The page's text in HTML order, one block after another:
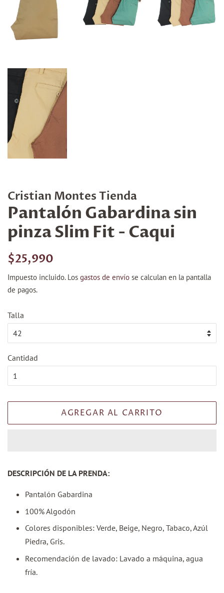
Cristian Montes Tienda
Pantalón Gabardina sin
pinza Slim Fit - Caqui
Precio
$25,990
venta
Impuesto incluido. Los gastos de envío se calculan en la pantalla
de pagos.
Talla
Cantidad
AGREGAR AL CARRITO
DESCRIPCIÓN DE LA PRENDA:
Pantalón Gabardina
100% Algodón
Colores disponibles: Verde, Beige, Negro, Tabaco, Azúl
Piedra, Gris.
Recomendación de lavado: Lavado a máquina, agua
fría.